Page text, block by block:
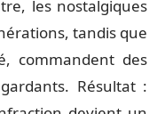
les nostalgiques
tandis que
commandent des
Résultat :